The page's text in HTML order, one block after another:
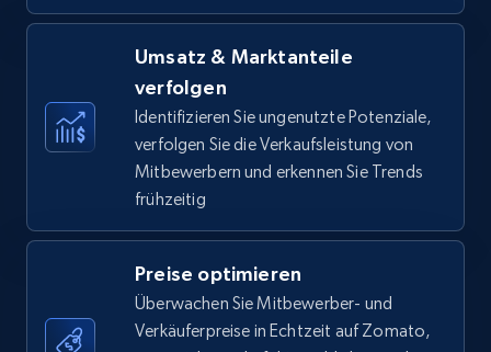
Title, Seller name, Brand, Description, Initial
price, Currency, Availability, Reviews count, and
35.3K+ Jetzt anfangen
Amazon Reviews
URL, Product name, Product rating, Product
rating object, Product rating max, Rating,
Author name, Asin, and more.
Umsatz & Marktanteile
verfolgen
Identifizieren Sie ungenutzte Potenziale,
verfolgen Sie die Verkaufsleistung von
Mitbewerbern und erkennen Sie Trends
frühzeitig
Preise optimieren
Überwachen Sie Mitbewerber- und
Verkäuferpreise in Echtzeit auf Zomato,